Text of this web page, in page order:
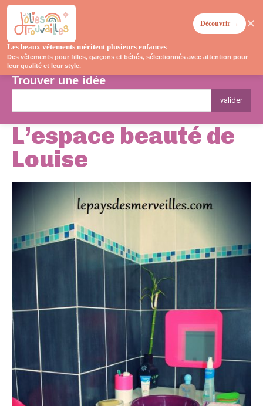
Trouver une idée
valider
L’espace beauté de
Louise
Les beaux vêtements méritent plusieurs enfances
Des vêtements pour filles, garçons et bébés, sélectionnés avec attention pour
leur qualité et leur style.
Découvrir → ✕